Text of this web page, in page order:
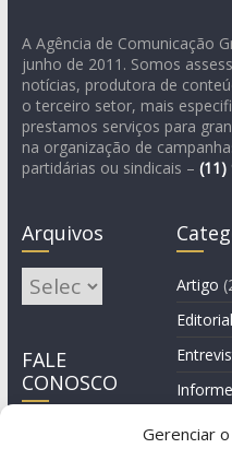
Gerenciar
A Agência de Comunicação
junho de 2011. Somos
notícias, produtora de
o terceiro setor, mais
prestamos serviços para
na organização de
partidárias ou sindicais – (11)
Arquivos
Arquivos
FALE
CONOSCO
Artigo
Editorial